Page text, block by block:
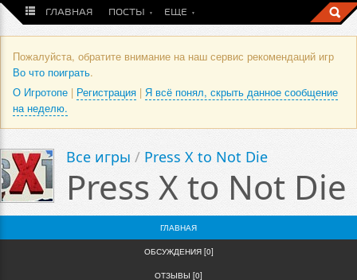
ГЛАВНАЯ ПОСТЫ ЕЩЕ
Пожалуйста, обратите внимание на наш сервис рекомендаций игр
Во что поиграть.
О Игротопе | Регистрация | Я всё понял, скрыть данное сообщение
на неделю.
Все игры / Press X to Not Die
Press X to Not Die
ГЛАВНАЯ
ОБСУЖДЕНИЯ [0]
ОТЗЫВЫ [0]